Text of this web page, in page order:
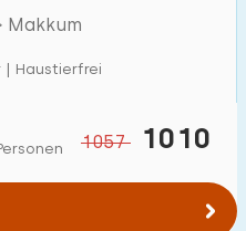
Makkum
| Haustierfrei
1057 1010